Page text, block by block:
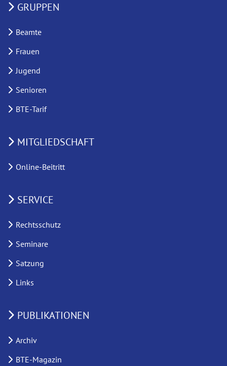
GRUPPEN
Beamte
Frauen
Jugend
Senioren
BTE-Tarif
MITGLIEDSCHAFT
Online-Beitritt
SERVICE
Rechtsschutz
Seminare
Satzung
Links
PUBLIKATIONEN
Archiv
BTE-Magazin